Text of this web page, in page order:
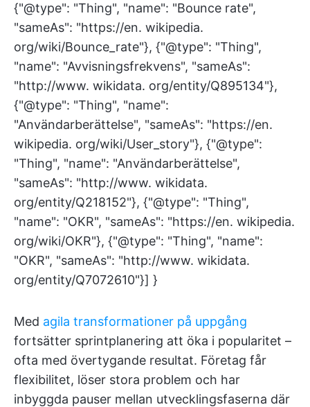
{"@type": "Thing", "name": "Bounce rate",
"sameAs": "https://en. wikipedia.
org/wiki/Bounce_rate"}, {"@type": "Thing",
"name": "Avvisningsfrekvens", "sameAs":
"http://www. wikidata. org/entity/Q895134"},
{"@type": "Thing", "name":
"Användarberättelse", "sameAs": "https://en.
wikipedia. org/wiki/User_story"}, {"@type":
"Thing", "name": "Användarberättelse",
"sameAs": "http://www. wikidata.
org/entity/Q218152"}, {"@type": "Thing",
"name": "OKR", "sameAs": "https://en. wikipedia.
org/wiki/OKR"}, {"@type": "Thing", "name":
"OKR", "sameAs": "http://www. wikidata.
org/entity/Q7072610"}] }
Med agila transformationer på uppgång
fortsätter sprintplanering att öka i popularitet –
ofta med övertygande resultat. Företag får
flexibilitet, löser stora problem och har
inbyggda pauser mellan utvecklingsfaserna där